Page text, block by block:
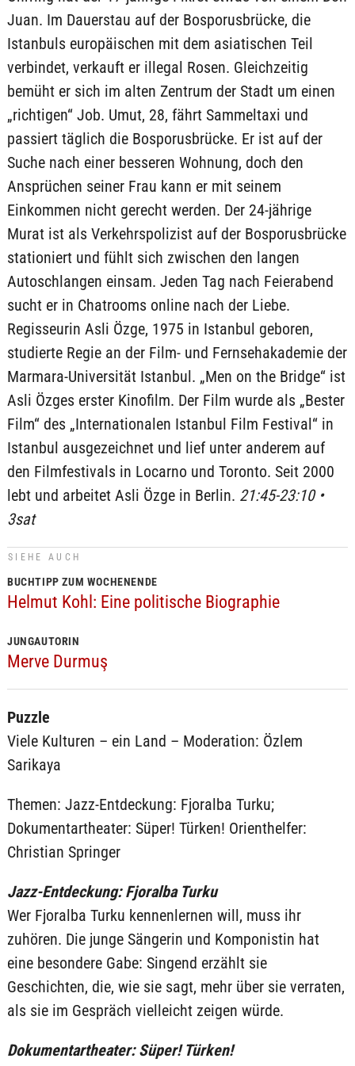
Juan. Im Dauerstau auf der Bosporusbrücke, die
Istanbuls europäischen mit dem asiatischen Teil
verbindet, verkauft er illegal Rosen. Gleichzeitig
bemüht er sich im alten Zentrum der Stadt um einen
„richtigen“ Job. Umut, 28, fährt Sammeltaxi und
passiert täglich die Bosporusbrücke. Er ist auf der
Suche nach einer besseren Wohnung, doch den
Ansprüchen seiner Frau kann er mit seinem
Einkommen nicht gerecht werden. Der 24-jährige
Murat ist als Verkehrspolizist auf der Bosporusbrücke
stationiert und fühlt sich zwischen den langen
Autoschlangen einsam. Jeden Tag nach Feierabend
sucht er in Chatrooms online nach der Liebe.
Regisseurin Asli Özge, 1975 in Istanbul geboren,
studierte Regie an der Film- und Fernsehakademie der
Marmara-Universität Istanbul. „Men on the Bridge“ ist
Asli Özges erster Kinofilm. Der Film wurde als „Bester
Film“ des „Internationalen Istanbul Film Festival“ in
Istanbul ausgezeichnet und lief unter anderem auf
den Filmfestivals in Locarno und Toronto. Seit 2000
lebt und arbeitet Asli Özge in Berlin. 21:45-23:10 •
3sat
SIEHE AUCH
BUCHTIPP ZUM WOCHENENDE
Helmut Kohl: Eine politische Biographie
JUNGAUTORIN
Merve Durmuş
Puzzle
Viele Kulturen – ein Land – Moderation: Özlem
Sarikaya
Themen: Jazz-Entdeckung: Fjoralba Turku;
Dokumentartheater: Süper! Türken! Orienthelfer:
Christian Springer
Jazz-Entdeckung: Fjoralba Turku
Wer Fjoralba Turku kennenlernen will, muss ihr
zuhören. Die junge Sängerin und Komponistin hat
eine besondere Gabe: Singend erzählt sie
Geschichten, die, wie sie sagt, mehr über sie verraten,
als sie im Gespräch vielleicht zeigen würde.
Dokumentartheater: Süper! Türken!